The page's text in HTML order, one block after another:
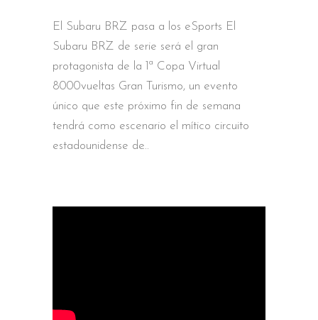
El Subaru BRZ pasa a los eSports El
Subaru BRZ de serie será el gran
protagonista de la 1ª Copa Virtual
8000vueltas Gran Turismo, un evento
único que este próximo fin de semana
tendrá como escenario el mítico circuito
estadounidense de